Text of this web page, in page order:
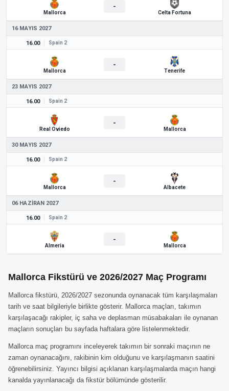
Mallorca
-
Celta Fortuna
16 MAYIS 2027
16.00 Spain 2
Mallorca
-
Tenerife
23 MAYIS 2027
16.00 Spain 2
Real Oviedo
-
Mallorca
30 MAYIS 2027
16.00 Spain 2
Mallorca
-
Albacete
06 HAZIRAN 2027
16.00 Spain 2
Almeria
-
Mallorca
Mallorca Fikstürü ve 2026/2027 Maç Programı
Mallorca fikstürü, 2026/2027 sezonunda oynanacak tüm karşılaşmaları
tarih ve saat bilgileriyle birlikte gösterir. Mallorca maçları, takımın
karşılaşacağı rakipler, iç saha ve deplasman müsabakaları ile oynanan
maçların sonuçları bu sayfada haftalara göre listelenmektedir.
Mallorca maç programını inceleyerek takımın bir sonraki maçının ne
zaman oynanacağını, rakibinin kim olduğunu ve karşılaşmanın saatini
öğrenebilirsiniz. Yayıncı bilgisi açıklanan karşılaşmalarda maçın hangi
kanalda yayınlanacağı da fikstür bölümünde gösterilir.